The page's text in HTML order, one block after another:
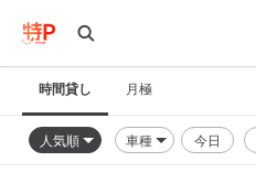
時間貸し 月極
人気順 車種 今日